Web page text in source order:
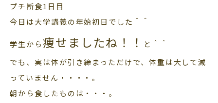
プチ断食1日目
今日は大学講義の年始初日でした＾＾
学生から痩せましたね！！
と＾＾
でも、実は体が引き締まっただけで、体重は大して減
っていません・・・・。
朝から食したものは・・・。